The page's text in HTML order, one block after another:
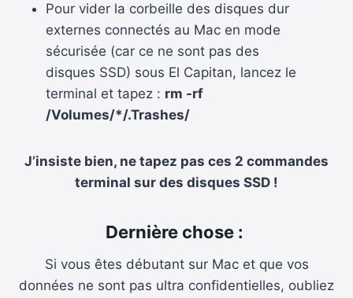
Pour vider la corbeille des disques dur
externes connectés au Mac en mode
sécurisée (car ce ne sont pas des
disques SSD) sous El Capitan, lancez le
terminal et tapez : rm -rf
/Volumes/*/.Trashes/
J’insiste bien, ne tapez pas ces 2 commandes
terminal sur des disques SSD !
Dernière chose :
Si vous êtes débutant sur Mac et que vos
données ne sont pas ultra confidentielles, oubliez